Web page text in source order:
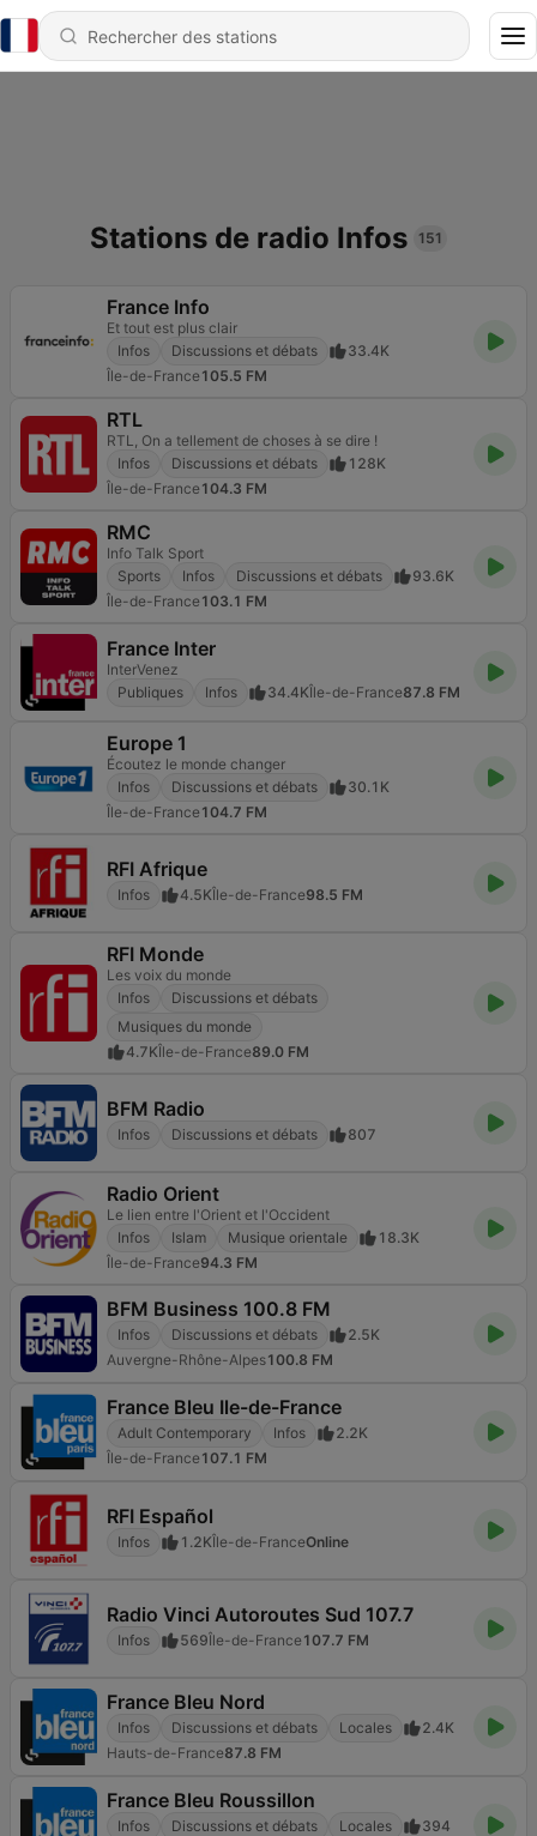
Stations de radio Infos 151
France Info
Et tout est plus clair
Infos
Discussions et débats
33.4K
Île-de-France105.5 FM
RTL
RTL, On a tellement de choses à se dire !
Infos
Discussions et débats
128K
Île-de-France104.3 FM
RMC
Info Talk Sport
Sports
Infos Discussions et débats
93.6K
Île-de-France103.1 FM
France Inter
InterVenez
Publiques
Infos 34.4KÎle-de-France87.8 FM
Europe 1
Écoutez le monde changer
Infos
Discussions et débats
30.1K
Île-de-France104.7 FM
RFI Afrique
Infos 4.5KÎle-de-France98.5 FM
RFI Monde
Les voix du monde
Infos
Discussions et débats
Musiques du monde
4.7KÎle-de-France89.0 FM
BFM Radio
Infos Discussions et débats 807
Radio Orient
Le lien entre l'Orient et l'Occident
Infos
Islam Musique orientale
18.3K
Île-de-France94.3 FM
BFM Business 100.8 FM
Infos Discussions et débats
2.5K
Auvergne-Rhône-Alpes100.8 FM
France Bleu Ile-de-France
Adult Contemporary Infos
2.2K
Île-de-France107.1 FM
RFI Español
Infos 1.2KÎle-de-FranceOnline
Radio Vinci Autoroutes Sud 107.7
Infos 569Île-de-France107.7 FM
France Bleu Nord
Infos Discussions et débats Locales
2.4K
Hauts-de-France87.8 FM
France Bleu Roussillon
Infos Discussions et débats Locales
394